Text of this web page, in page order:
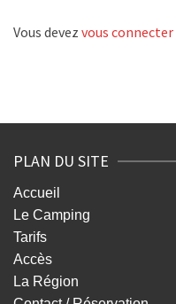
Vous devez vous connecter
PLAN DU SITE
Accueil
Le Camping
Tarifs
Accès
La Région